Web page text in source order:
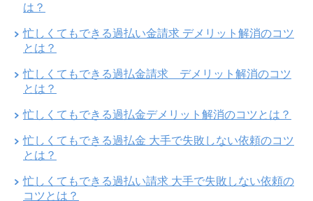
は？
忙しくてもできる過払い金請求 デメリット解消のコツ
とは？
忙しくてもできる過払金請求 デメリット解消のコツ
とは？
忙しくてもできる過払金デメリット解消のコツとは？
忙しくてもできる過払金 大手で失敗しない依頼のコツ
とは？
忙しくてもできる過払い請求 大手で失敗しない依頼の
コツとは？